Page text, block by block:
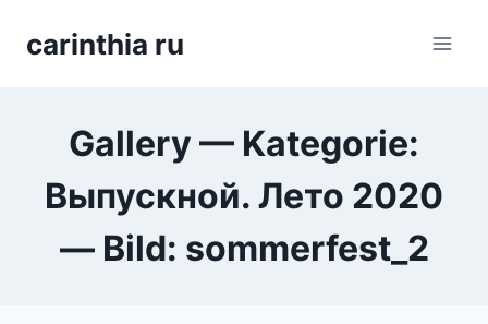
carinthia ru
Gallery — Kategorie:
Выпускной. Лето 2020
— Bild: sommerfest_2